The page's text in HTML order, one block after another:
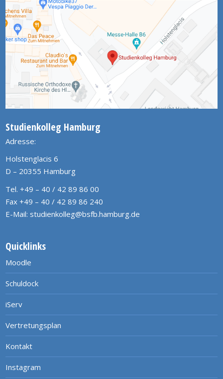
Studienkolleg Hamburg
Adresse:
Holstenglacis 6
D – 20355 Hamburg
Tel. +49 – 40 / 42 89 86 00
Fax +49 – 40 / 42 89 86 240
E-Mail: studienkolleg@bsfb.hamburg.de
Quicklinks
Moodle
Schuldock
iServ
Vertretungsplan
Kontakt
Instagram